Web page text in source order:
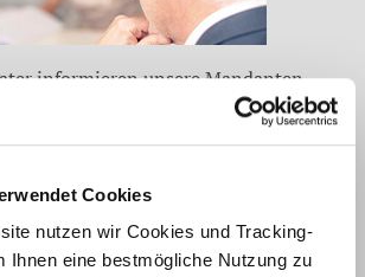
Cookies
nutzen wir Cookies und Tracking-
Ihnen eine bestmögliche Nutzung zu
informieren unsere Mandanten
Neuigkeiten: neue
geänderte Antragsfristen,